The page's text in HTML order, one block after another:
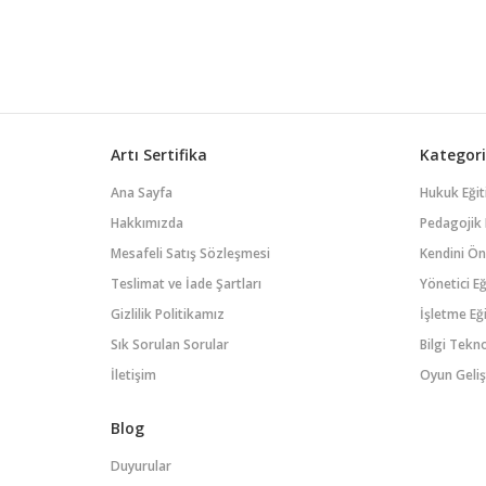
Artı Sertifika
Ana Sayfa
Hakkımızda
Mesafeli Satış Sözleşmesi
Teslimat ve İade Şartları
Gizlilik Politikamız
Sık Sorulan Sorular
İletişim
Blog
Duyurular
Hukuk
Pedagojik
Kendini
Yönetici
İşletme
Bilgi
Oyun